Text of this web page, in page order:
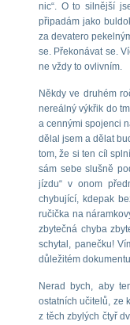
nic“. O to silnější
připadám jako
za devatero
se. Překonávat se.
ne vždy to ovlivním.
Někdy ve druhém
nereálný výkřik do
a cennými spojenci
dělal jsem a dělat
tom, že si ten cíl
sám sebe slušně
jízdu“ v onom
chybující, kdepak
ručička na
zbytečná chyba
schytal, panečku!
důležitém
Nerad bych, aby
ostatních učitelů, ze
z těch zbylých čtyř